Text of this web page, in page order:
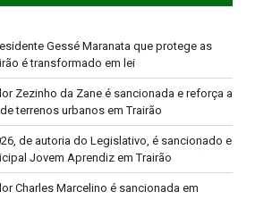
Gessé Maranata que protege as
é transformado em lei
Zezinho da Zane é sancionada e reforça a
terrenos urbanos em Trairão
de autoria do Legislativo, é sancionado e
Jovem Aprendiz em Trairão
Charles Marcelino é sancionada em